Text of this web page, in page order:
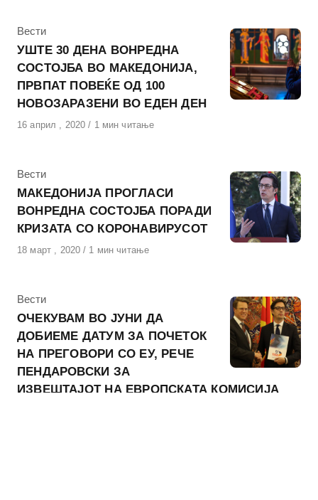
КАтегорија
Вести
УШТЕ 30 ДЕНА ВОНРЕДНА
СОСТОЈБА ВО МАКЕДОНИЈА,
ПРВПАТ ПОВЕЌЕ ОД 100
НОВОЗАРАЗЕНИ ВО ЕДЕН ДЕН
Објавено
16 април , 2020 1 мин читање
КАтегорија
Вести
МАКЕДОНИЈА ПРОГЛАСИ
ВОНРЕДНА СОСТОЈБА ПОРАДИ
КРИЗАТА СО КОРОНАВИРУСОТ
Објавено
18 март , 2020 1 мин читање
КАтегорија
Вести
ОЧЕКУВАМ ВО ЈУНИ ДА
ДОБИЕМЕ ДАТУМ ЗА ПОЧЕТОК
НА ПРЕГОВОРИ СО ЕУ, РЕЧЕ
ПЕНДАРОВСКИ ЗА
ИЗВЕШТАЈОТ НА ЕВРОПСКАТА КОМИСИЈА